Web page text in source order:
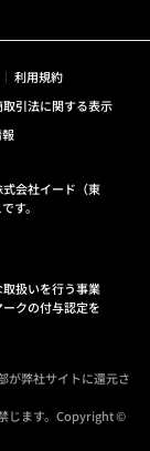
利用規約
引法に関する表示
会社イード（東
す。
扱いを行う事業
クの付与認定を
が弊社サイトに還元さ
じます。Copyright ©